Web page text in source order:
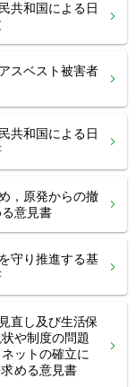
共和国による日
スベスト被害者
共和国による日
，原発からの撤
意見書
守り推進する基
直し及び生活保
や制度の問題
ットの確立に
める意見書